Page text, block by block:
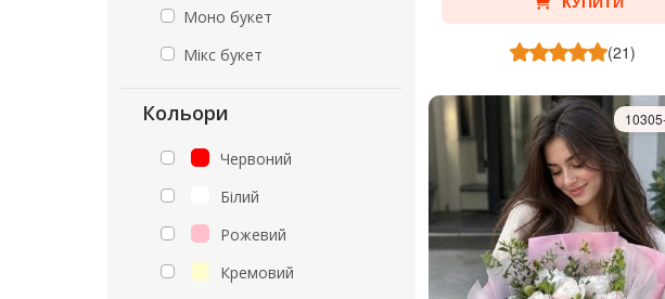
Моно букет
Мікс букет
Кольори
Червоний
Білий
Рожевий
Кремовий
(21)